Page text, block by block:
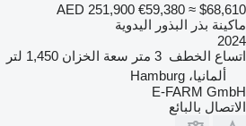
AED 251,900 €59,380 ≈ $68,610
ماكينة بذر البذور اليدوية
2024
اتساع الخطف 3 متر سعة الخزان 1,450 لتر
ألمانيا، Hamburg
E-FARM GmbH
الاتصال بالبائع